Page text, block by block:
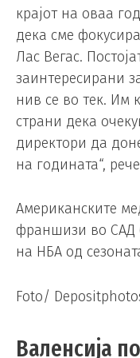
крајот на оваа
дека сме
Лас Вегас.
заинтересирани
нив се во тек. Им
страни дека
директори да
на годината“,
Американските
франшизи во САД
на НБА од
Foto/
Валенсија